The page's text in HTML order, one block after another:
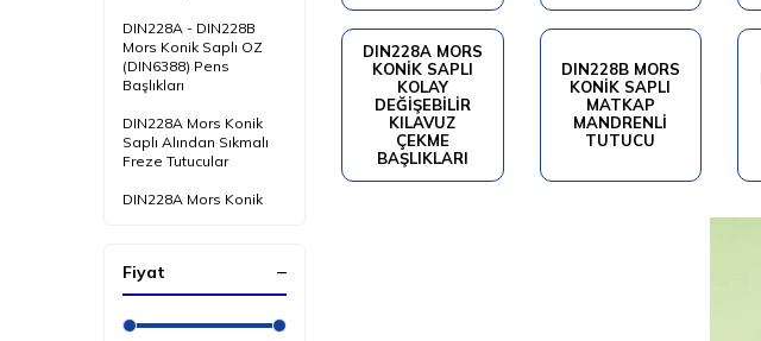
DIN228A - DIN228B
Mors Konik Saplı OZ
(DIN6388) Pens
Başlıkları
DIN228A Mors Konik
Saplı Alından Sıkmalı
Freze Tutucular
DIN228A Mors Konik
DIN228A Mors Konik
Saplı Vidalı Arka Delikli
Fiyat
DIN228A MORS
KONIK SAPLI
KOLAY
DEĞIŞEBILIR
KILAVUZ
ÇEKME
BAŞLIKLARI
DIN228B MORS
KONIK SAPLI
MATKAP
MANDRENLI
TUTUCU